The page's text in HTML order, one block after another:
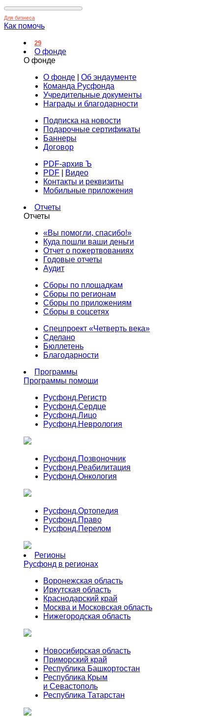
Для бизнеса
Как помочь
29
О фонде
О фонде
О фонде
Об эндаументе
Команда Русфонда
Учредительные документы
Награды и благодарности
Подписка на новости
Подарочные сертификаты
Баннеры
Договор
PDF-архив Ъ
PDF
Видео
Контакты и реквизиты
Мобильные приложения
Отчеты
Отчеты
«Вы помогли, спасибо!»
Куда пошли ваши деньги
Отчет о пожертвованиях
Годовые отчеты
Аудит
Сборы по площадкам
Сборы по регионам
Сборы по приложениям
Сборы в соцсетях
Спецпроект «Четверть века»
Сделано
Бюллетень
Благодарности
Программы
Программы помощи
Русфонд.Регистр
Русфонд.Сердце
Русфонд.Лицо
Русфонд.Неврология
Русфонд.Позвоночник
Русфонд.Реабилитация
Русфонд.Онкология
Русфонд.Ортопедия
Русфонд.Право
Русфонд.Перелом
Регионы
Русфонд в регионах
Воронежская область
Иркутская область
Краснодарский край
Москва и Московская область
Нижегородская область
Новосибирская область
Приморский край
Республика Башкортостан
Республика Крым
и Севастополь
Республика Татарстан